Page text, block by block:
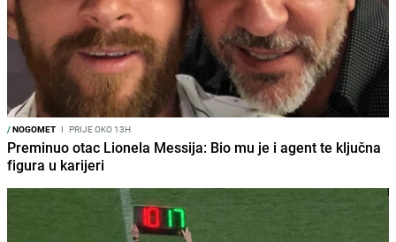
/NOGOMET I PRIJE OKO 13H
Preminuo otac Lionela Messija: Bio mu je i agent te ključna
figura u karijeri